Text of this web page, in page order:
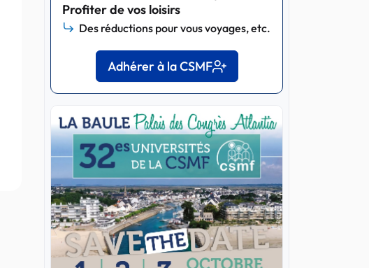
Profiter de vos loisirs
Des réductions pour vous voyages, etc.
Adhérer à la CSMF